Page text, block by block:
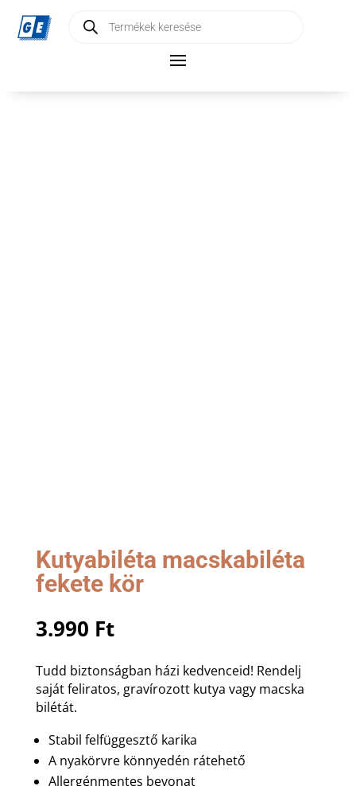
search
Kutyabiléta macskabiléta
fekete kör
3.990 Ft
Tudd biztonságban házi kedvenceid! Rendelj
saját feliratos, gravírozott kutya vagy macska
bilétát.
Stabil felfüggesztő karika
A nyakörvre könnyedén rátehető
Allergénmentes bevonat